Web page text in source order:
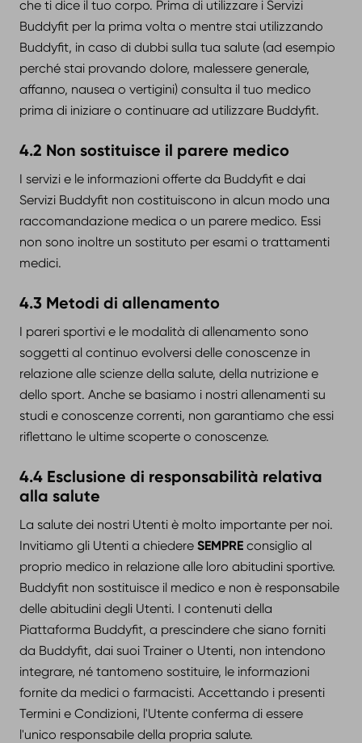
che ti dice il tuo corpo. Prima di utilizzare i Servizi
Buddyfit per la prima volta o mentre stai utilizzando
Buddyfit, in caso di dubbi sulla tua salute (ad esempio
perché stai provando dolore, malessere generale,
affanno, nausea o vertigini) consulta il tuo medico
prima di iniziare o continuare ad utilizzare Buddyfit.
4.2 Non sostituisce il parere medico
I servizi e le informazioni offerte da Buddyfit e dai
Servizi Buddyfit non costituiscono in alcun modo una
raccomandazione medica o un parere medico. Essi
non sono inoltre un sostituto per esami o trattamenti
medici.
4.3 Metodi di allenamento
I pareri sportivi e le modalità di allenamento sono
soggetti al continuo evolversi delle conoscenze in
relazione alle scienze della salute, della nutrizione e
dello sport. Anche se basiamo i nostri allenamenti su
studi e conoscenze correnti, non garantiamo che essi
riflettano le ultime scoperte o conoscenze.
4.4 Esclusione di responsabilità relativa
alla salute
La salute dei nostri Utenti è molto importante per noi.
Invitiamo gli Utenti a chiedere SEMPRE consiglio al
proprio medico in relazione alle loro abitudini sportive.
Buddyfit non sostituisce il medico e non è responsabile
delle abitudini degli Utenti. I contenuti della
Piattaforma Buddyfit, a prescindere che siano forniti
da Buddyfit, dai suoi Trainer o Utenti, non intendono
integrare, né tantomeno sostituire, le informazioni
fornite da medici o farmacisti. Accettando i presenti
Termini e Condizioni, l'Utente conferma di essere
l'unico responsabile della propria salute.